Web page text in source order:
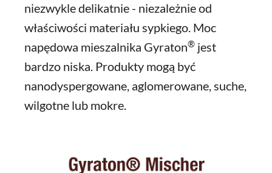
niezwykle delikatnie - niezależnie od
właściwości materiału sypkiego. Moc
napędowa mieszalnika Gyraton® jest
bardzo niska. Produkty mogą być
nanodyspergowane, aglomerowane, suche,
wilgotne lub mokre.